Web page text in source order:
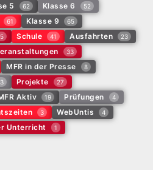
5 62 Klasse 6 52
61 Klasse 9 65
Schule 41 Ausfahrten 23
33
MFR in der Presse 8
Projekte 27
Aktiv 19 Prüfungen 4
3 WebUntis 4
Unterricht 1